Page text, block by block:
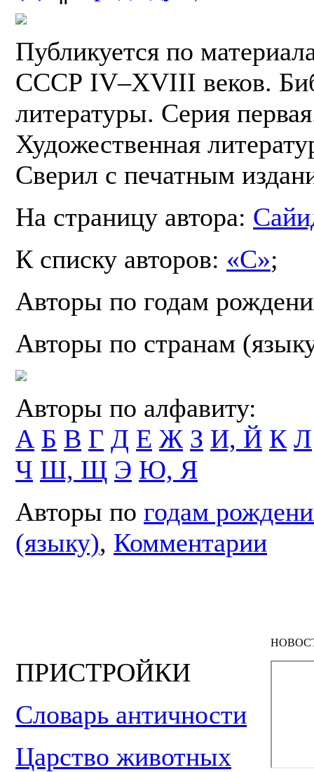
Публикуется по
СССР IV–XVIII веков.
литературы. Серия
Художественная
Сверил с печатным
На страницу автора:
К списку авторов: «С»;
Авторы по годам
Авторы по странам
Авторы по алфавиту:
А Б В Г Д Е Ж З И, Й К Л
Ч Ш, Щ Э Ю, Я
Авторы по годам
(языку), Комментарии
ПРИСТРОЙКИ
Словарь античности
Царство животных